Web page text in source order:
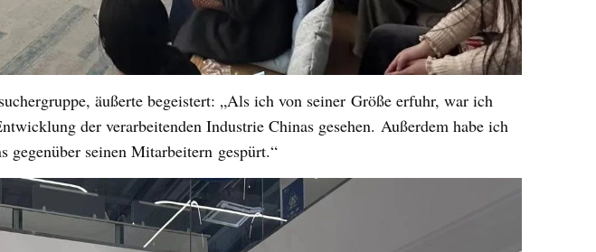
äußerte begeistert: „Als ich von seiner Größe erfuhr, war ich
der verarbeitenden Industrie Chinas gesehen. Außerdem habe ich
gegenüber seinen Mitarbeitern gespürt.“